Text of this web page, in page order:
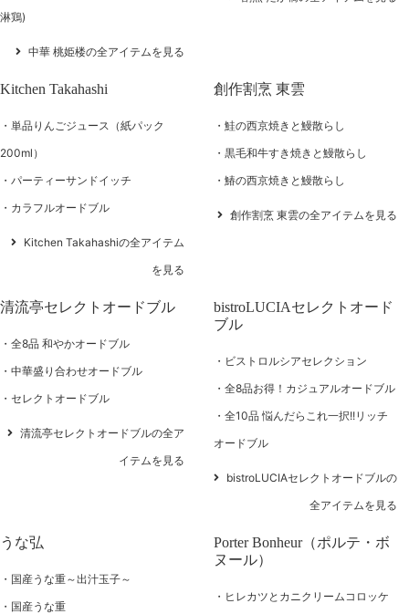
淋鶏)
中華 桃姫楼の全アイテムを見る
Kitchen Takahashi
単品りんごジュース（紙パック
200ml）
パーティーサンドイッチ
カラフルオードブル
Kitchen Takahashiの全アイテム
を見る
創作割烹 東雲
鮭の西京焼きと鰻散らし
黒毛和牛すき焼きと鰻散らし
鰆の西京焼きと鰻散らし
創作割烹 東雲の全アイテムを見る
清流亭セレクトオードブル
全8品 和やかオードブル
中華盛り合わせオードブル
セレクトオードブル
清流亭セレクトオードブルの全ア
イテムを見る
bistroLUCIAセレクトオード
ブル
ビストロルシアセレクション
全8品お得！カジュアルオードブル
全10品 悩んだらこれ一択!!リッチ
オードブル
bistroLUCIAセレクトオードブルの
全アイテムを見る
うな弘
国産うな重～出汁玉子～
国産うな重
Porter Bonheur（ポルテ・ボ
ヌール）
ヒレカツとカニクリームコロッケ